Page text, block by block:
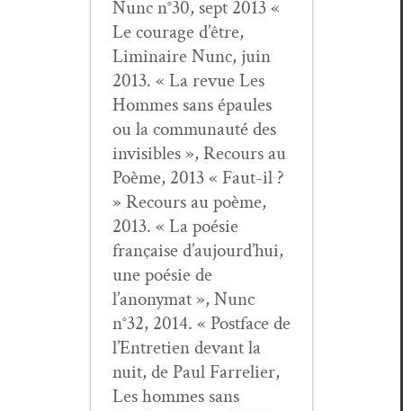
Nunc n°30, sept 2013 «
Le courage d’être,
Lim­i­naire Nunc, juin
2013. « La revue Les
Hommes sans épaules
ou la com­mu­nauté des
invis­i­bles », Recours au
Poème, 2013 « Faut-il ?
» Recours au poème,
2013. « La poésie
française d’aujourd’hui,
une poésie de
l’anonymat », Nunc
n°32, 2014. « Post­face de
l’Entretien devant la
nuit, de Paul Far­reli­er,
Les hommes sans